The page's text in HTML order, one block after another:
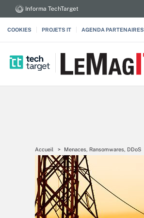
Informa TechTarget
COOKIES PROJETS IT AGENDA PARTENAIRES
Accueil Menaces, Ransomwares, DDoS